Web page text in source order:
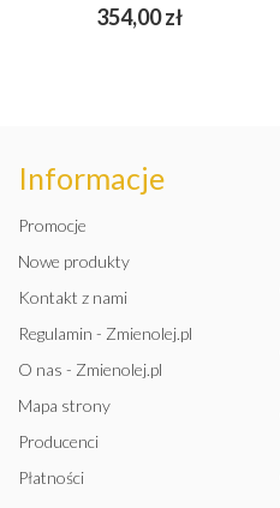
354,00 złCena
Informacje
Promocje
Nowe produkty
Kontakt z nami
Regulamin - Zmienolej.pl
O nas - Zmienolej.pl
Mapa strony
Producenci
Płatności